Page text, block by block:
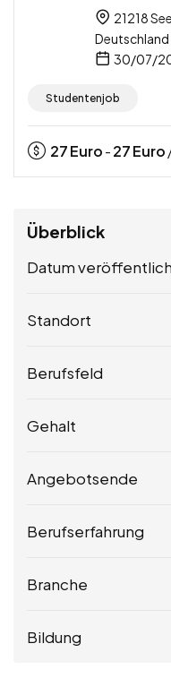
21218
Deutschland
30/07/
Studentenjob
27Euro - 27Euro
Überblick
Datum
Standort
Berufsfeld
Gehalt
Angebotsende
Berufserfahrung
Branche
Bildung